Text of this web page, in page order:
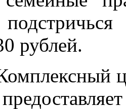
рублей.